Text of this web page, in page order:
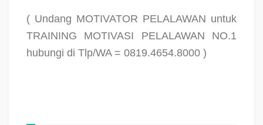
( Undang MOTIVATOR PELALAWAN untuk
TRAINING MOTIVASI PELALAWAN NO.1
hubungi di Tlp/WA = 0819.4654.8000 )